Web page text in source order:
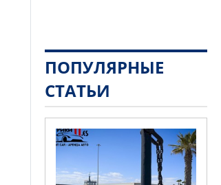
ПОПУЛЯРНЫЕ
СТАТЬИ